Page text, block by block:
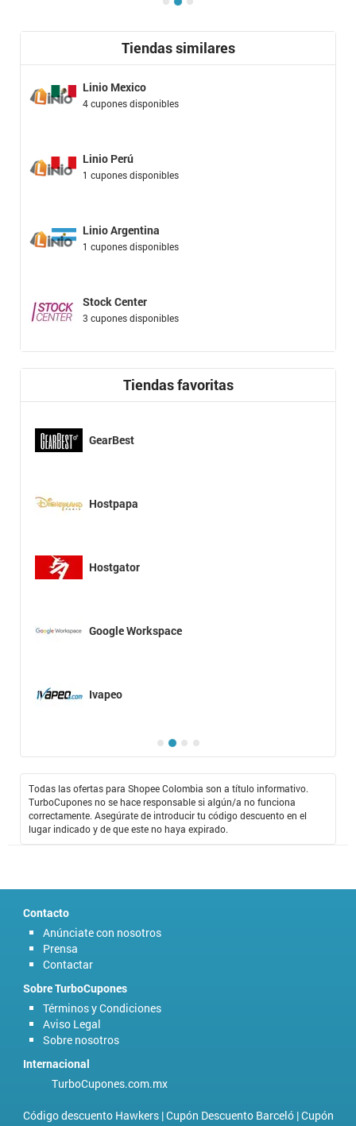
Tiendas similares
Linio Mexico
4 cupones disponibles
Linio Perú
1 cupones disponibles
Linio Argentina
1 cupones disponibles
Stock Center
3 cupones disponibles
Tiendas favoritas
GearBest
Hostpapa
Hostgator
Google Workspace
Ivapeo
Todas las ofertas para Shopee Colombia son a título informativo.
TurboCupones no se hace responsable si algún/a no funciona
correctamente. Asegúrate de introducir tu código descuento en el
lugar indicado y de que este no haya expirado.
Contacto
Anúnciate con nosotros
Prensa
Contactar
Sobre TurboCupones
Términos y Condiciones
Aviso Legal
Sobre nosotros
Internacional
TurboCupones.com.mx
Código descuento Hawkers|Cupón Descuento Barceló|Cupón